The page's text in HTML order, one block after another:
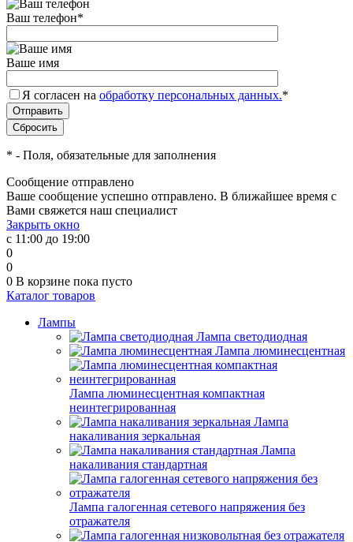
Ваш телефон*
Ваше имя
Я согласен на обработку персональных данных.*
* - Поля, обязательные для заполнения
Сообщение отправлено
Ваше сообщение успешно отправлено. В ближайшее время с
Вами свяжется наш специалист
Закрыть окно
с 11:00 до 19:00
0
0
0 В корзине пока пусто
Каталог товаров
Лампы
Лампа светодиодная
Лампа люминесцентная
Лампа люминесцентная компактная
неинтегрированная
Лампа
накаливания зеркальная
Лампа
накаливания стандартная
Лампа галогенная сетевого напряжения без
отражателя